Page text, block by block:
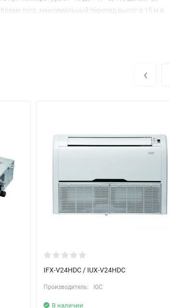
того, максимальный перепад высот в 15 м и
комфорт и уют в любое время года. Выбирайте ICX-
IFХ-V24HDC / IUX-V24HDC
Производитель: IGC
В наличии
‹